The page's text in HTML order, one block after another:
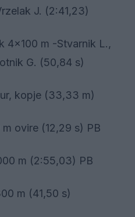
J. (2:41,23)
4x100 m -Stvarnik L.,
G. (50,84 s)
kopje (33,33 m)
ovire (12,29 s) PB
m (2:55,03) PB
m (41,50 s)